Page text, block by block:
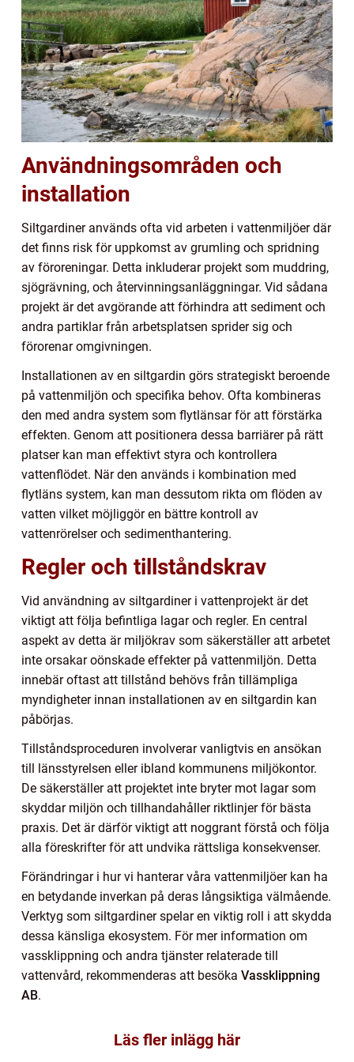
Användningsområden och
installation
Siltgardiner används ofta vid arbeten i vattenmiljöer där
det finns risk för uppkomst av grumling och spridning
av föroreningar. Detta inkluderar projekt som muddring,
sjögrävning, och återvinningsanläggningar. Vid sådana
projekt är det avgörande att förhindra att sediment och
andra partiklar från arbetsplatsen sprider sig och
förorenar omgivningen.
Installationen av en siltgardin görs strategiskt beroende
på vattenmiljön och specifika behov. Ofta kombineras
den med andra system som flytlänsar för att förstärka
effekten. Genom att positionera dessa barriärer på rätt
platser kan man effektivt styra och kontrollera
vattenflödet. När den används i kombination med
flytläns system, kan man dessutom rikta om flöden av
vatten vilket möjliggör en bättre kontroll av
vattenrörelser och sedimenthantering.
Regler och tillståndskrav
Vid användning av siltgardiner i vattenprojekt är det
viktigt att följa befintliga lagar och regler. En central
aspekt av detta är miljökrav som säkerställer att arbetet
inte orsakar oönskade effekter på vattenmiljön. Detta
innebär oftast att tillstånd behövs från tillämpliga
myndigheter innan installationen av en siltgardin kan
påbörjas.
Tillståndsproceduren involverar vanligtvis en ansökan
till länsstyrelsen eller ibland kommunens miljökontor.
De säkerställer att projektet inte bryter mot lagar som
skyddar miljön och tillhandahåller riktlinjer för bästa
praxis. Det är därför viktigt att noggrant förstå och följa
alla föreskrifter för att undvika rättsliga konsekvenser.
Förändringar i hur vi hanterar våra vattenmiljöer kan ha
en betydande inverkan på deras långsiktiga välmående.
Verktyg som siltgardiner spelar en viktig roll i att skydda
dessa känsliga ekosystem. För mer information om
vassklippning och andra tjänster relaterade till
vattenvård, rekommenderas att besöka Vassklippning
AB.
Läs fler inlägg här